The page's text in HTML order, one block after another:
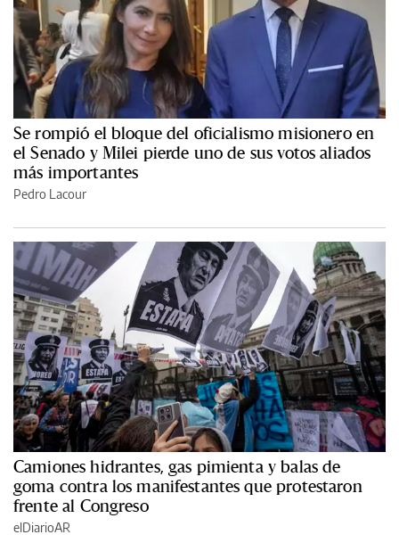
Se rompió el bloque del oficialismo misionero en
el Senado y Milei pierde uno de sus votos aliados
más importantes
Pedro Lacour
Camiones hidrantes, gas pimienta y balas de
goma contra los manifestantes que protestaron
frente al Congreso
elDiarioAR